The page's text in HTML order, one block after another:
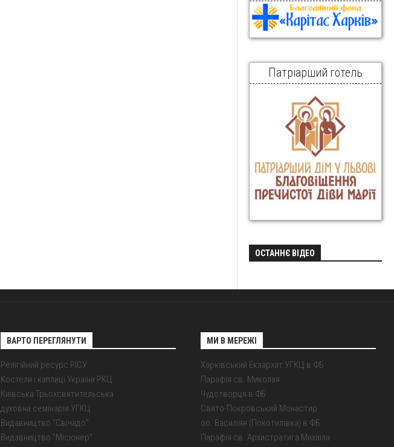
Патріарший готель
ОСТАННЄ ВІДЕО
ВАРТО ПЕРЕГЛЯНУТИ
Релігійний ресурс РІСУ
Костели і каплиці України РКЦ
Київська Трьохсвятительська
духовна семінарія УГКЦ
Видавництво "Свічадо"
Видавництво "Місіонер"
МИ В МЕРЕЖІ
Харківський Екзархат УГКЦ в ФБ
Парафія св. Миколая
Чудотворця в ФБ
Свято-Покровський Монастир
оо. Василіян (Покотилівка) в ФБ
Парафія св. Архистратига Михаїла